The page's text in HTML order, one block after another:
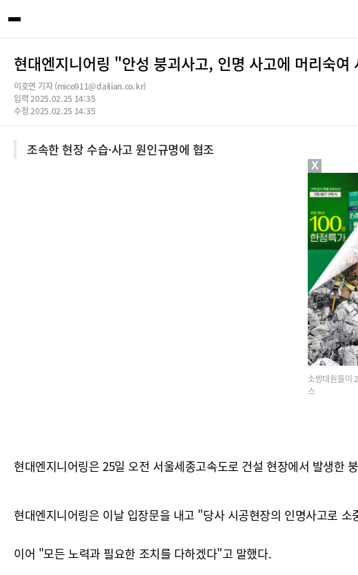
현대엔지니어링 "안성 붕괴사고, 인명 사고에 머리숙여
이호연 기자 (mico911@dailian.co.kr)
입력 2025.02.25 14:35
수정 2025.02.25 14:35
조속한 현장 수습·사고 원인규명에 협조
소방대원들이
스
현대엔지니어링은 25일 오전 서울세종고속도로 건설 현장에서 발생한
현대엔지니어링은 이날 입장문을 내고 "당사 시공현장의 인명사고로
이어 "모든 노력과 필요한 조치를 다하겠다"고 말했다.
X